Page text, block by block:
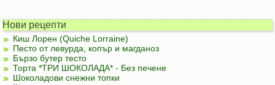
Нови рецепти
Киш Лорен (Quiche Lorraine)
Песто от левурда, копър и магданоз
Бързо бутер тесто
Торта *ТРИ ШОКОЛАДА* - Без печене
Шоколадови снежни топки